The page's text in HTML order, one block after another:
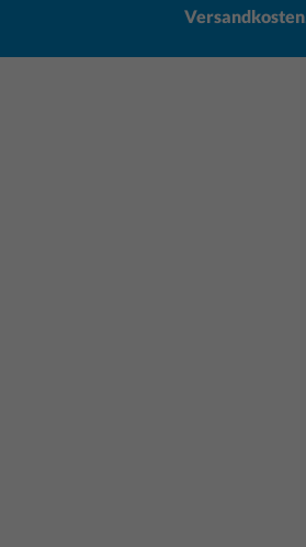
Versandkosten.